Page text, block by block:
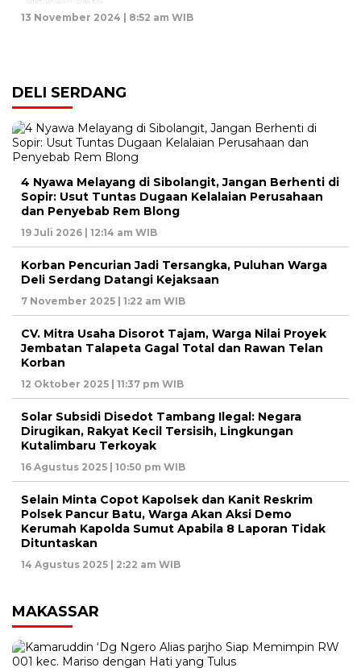
13 November 2024 | 8:52 am WIB
DELI SERDANG
4 Nyawa Melayang di Sibolangit, Jangan Berhenti di
Sopir: Usut Tuntas Dugaan Kelalaian Perusahaan
dan Penyebab Rem Blong
19 Juli 2026 | 12:14 am WIB
Korban Pencurian Jadi Tersangka, Puluhan Warga
Deli Serdang Datangi Kejaksaan
7 November 2025 | 1:22 am WIB
CV. Mitra Usaha Disorot Tajam, Warga Nilai Proyek
Jembatan Talapeta Gagal Total dan Rawan Telan
Korban
12 Oktober 2025 | 11:37 pm WIB
Solar Subsidi Disedot Tambang Ilegal: Negara
Dirugikan, Rakyat Kecil Tersisih, Lingkungan
Kutalimbaru Terkoyak
16 Agustus 2025 | 10:50 pm WIB
Selain Minta Copot Kapolsek dan Kanit Reskrim
Polsek Pancur Batu, Warga Akan Aksi Demo
Kerumah Kapolda Sumut Apabila 8 Laporan Tidak
Dituntaskan
14 Agustus 2025 | 2:22 am WIB
MAKASSAR